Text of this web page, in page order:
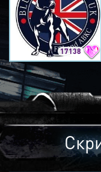
17138